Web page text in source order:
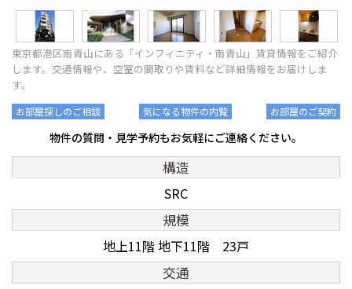
東京都港区南青山にある「インフィニティ・南青山」賃貸情報をご紹介
します。交通情報や、空室の間取りや賃料など詳細情報をお届けしま
す。
お部屋探しのご相談 気になる物件の内覧 お部屋のご契約
物件の質問・見学予約もお気軽にご連絡ください。
構造
SRC
規模
地上11階 地下11階 23戸
交通